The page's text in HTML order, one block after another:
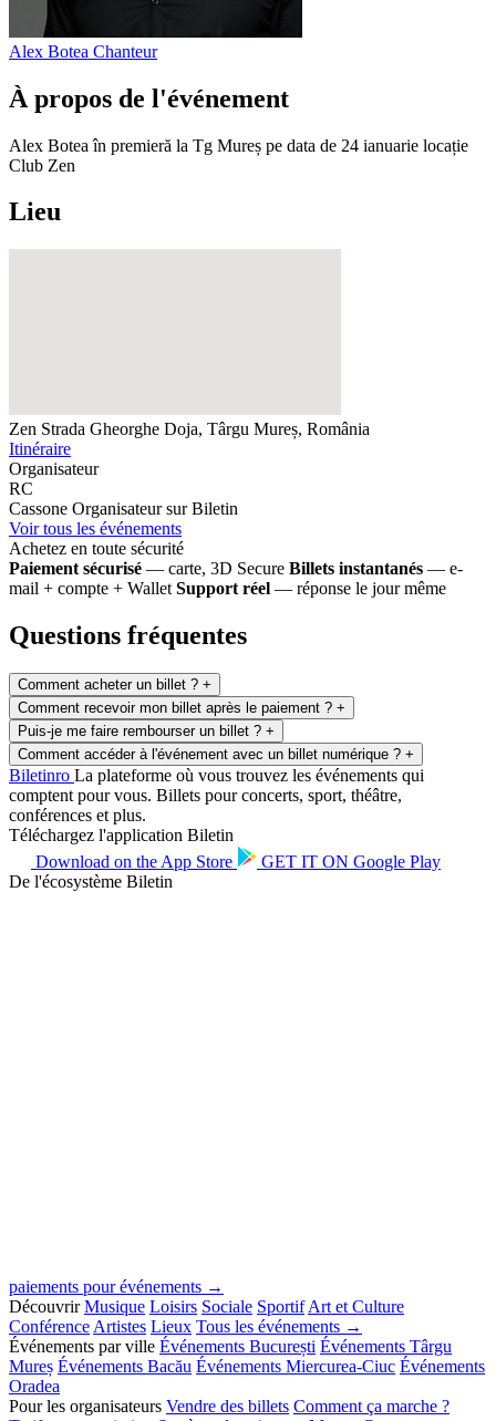
Alex Botea Chanteur
À propos de l'événement
Alex Botea în premieră la Tg Mureș pe data de 24 ianuarie locație
Club Zen
Lieu
Zen Strada Gheorghe Doja, Târgu Mureș, România
Itinéraire
Organisateur
RC
Cassone Organisateur sur Biletin
Voir tous les événements
Achetez en toute sécurité
Paiement sécurisé — carte, 3D Secure Billets instantanés — e-
mail + compte + Wallet Support réel — réponse le jour même
Questions fréquentes
Comment acheter un billet ? +
Comment recevoir mon billet après le paiement ? +
Puis-je me faire rembourser un billet ? +
Comment accéder à l'événement avec un billet numérique ? +
Biletinro La plateforme où vous trouvez les événements qui
comptent pour vous. Billets pour concerts, sport, théâtre,
conférences et plus.
Téléchargez l'application Biletin
Download on the App Store GET IT ON Google Play
De l'écosystème Biletin
paiements pour événements →
Découvrir Musique Loisirs Sociale Sportif Art et Culture
Conférence Artistes Lieux Tous les événements →
Événements par ville Événements București Événements Târgu
Mureș Événements Bacău Événements Miercurea-Ciuc Événements
Oradea
Pour les organisateurs Vendre des billets Comment ça marche ?